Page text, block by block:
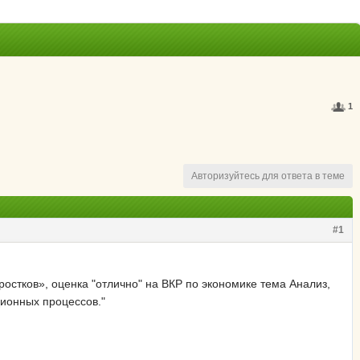
1
Авторизуйтесь для ответа в теме
#1
оценка "отлично" на ВКР по экономике тема Анализ,
процессов."